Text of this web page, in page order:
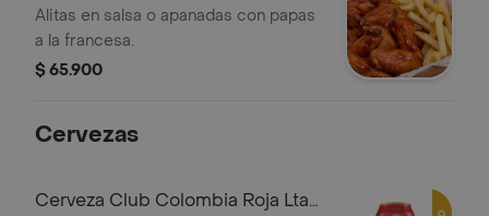
Alitas en salsa o apanadas con papas
a la francesa.
$ 65.900
Cervezas
Cerveza Club Colombia Roja Lta